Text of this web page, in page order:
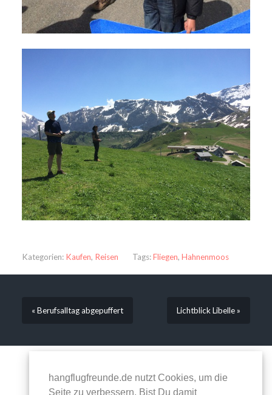
Kategorien: Kaufen, Reisen Tags:Fliegen, Hahnenmoos
« Berufsalltag abgepuffert Lichtblick Libelle »
Kommentare sind geschlossen.
hangflugfreunde.de nutzt Cookies, um die
Seite zu verbessern. Bist Du damit